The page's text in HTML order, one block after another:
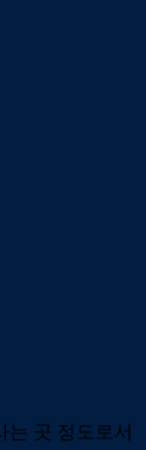
는 곳 정도로서